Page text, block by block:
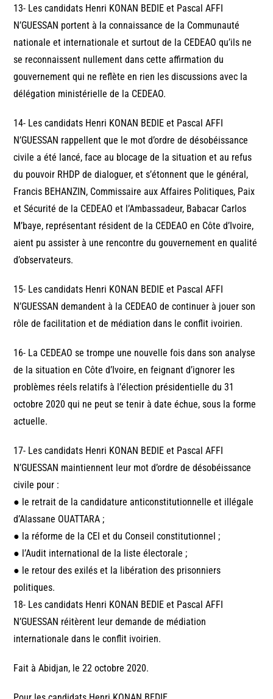
13- Les candidats Henri KONAN BEDIE et Pascal AFFI
N’GUESSAN portent à la connaissance de la Communauté
nationale et internationale et surtout de la CEDEAO qu’ils ne
se reconnaissent nullement dans cette affirmation du
gouvernement qui ne reflète en rien les discussions avec la
délégation ministérielle de la CEDEAO.
14- Les candidats Henri KONAN BEDIE et Pascal AFFI
N’GUESSAN rappellent que le mot d’ordre de désobéissance
civile a été lancé, face au blocage de la situation et au refus
du pouvoir RHDP de dialoguer, et s’étonnent que le général,
Francis BEHANZIN, Commissaire aux Affaires Politiques, Paix
et Sécurité de la CEDEAO et l’Ambassadeur, Babacar Carlos
M’baye, représentant résident de la CEDEAO en Côte d’Ivoire,
aient pu assister à une rencontre du gouvernement en qualité
d’observateurs.
15- Les candidats Henri KONAN BEDIE et Pascal AFFI
N’GUESSAN demandent à la CEDEAO de continuer à jouer son
rôle de facilitation et de médiation dans le conflit ivoirien.
16- La CEDEAO se trompe une nouvelle fois dans son analyse
de la situation en Côte d’Ivoire, en feignant d’ignorer les
problèmes réels relatifs à l’élection présidentielle du 31
octobre 2020 qui ne peut se tenir à date échue, sous la forme
actuelle.
17- Les candidats Henri KONAN BEDIE et Pascal AFFI
N’GUESSAN maintiennent leur mot d’ordre de désobéissance
civile pour :
● le retrait de la candidature anticonstitutionnelle et illégale
d’Alassane OUATTARA ;
● la réforme de la CEI et du Conseil constitutionnel ;
● l’Audit international de la liste électorale ;
● le retour des exilés et la libération des prisonniers
politiques.
18- Les candidats Henri KONAN BEDIE et Pascal AFFI
N’GUESSAN réitèrent leur demande de médiation
internationale dans le conflit ivoirien.
Fait à Abidjan, le 22 octobre 2020.